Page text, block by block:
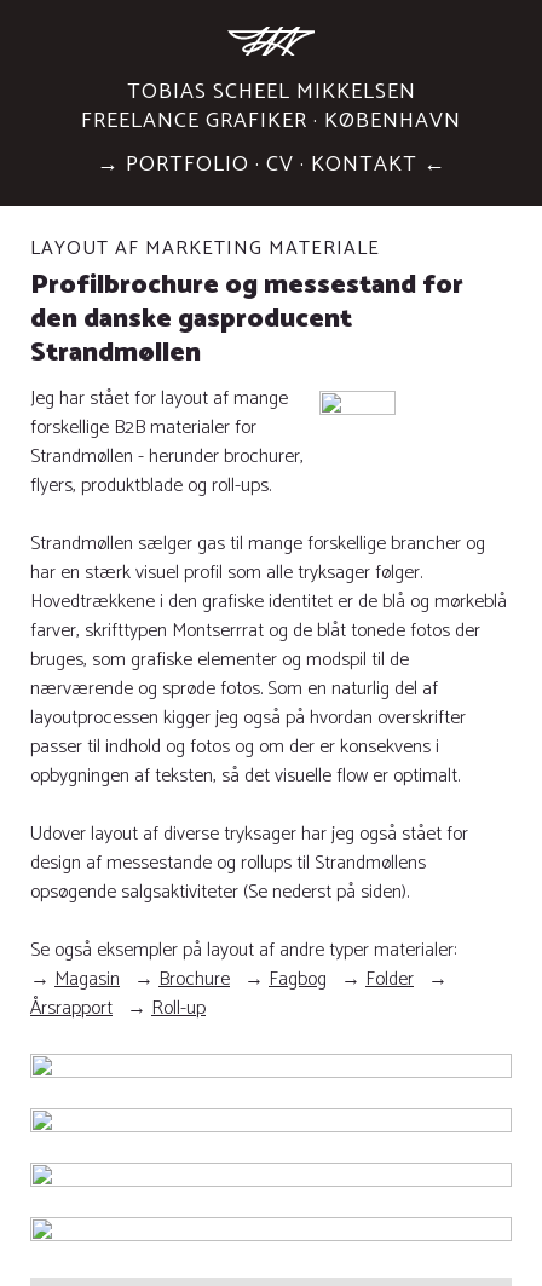
TOBIAS SCHEEL MIKKELSEN
FREELANCE GRAFIKER · KØBENHAVN
→ PORTFOLIO · CV · KONTAKT ←
LAYOUT AF MARKETING MATERIALE
Profilbrochure og messestand for
den danske gasproducent
Strandmøllen
Jeg har stået for layout af mange
forskellige B2B materialer for
Strandmøllen - herunder brochurer,
flyers, produktblade og roll-ups.
Strandmøllen sælger gas til mange forskellige brancher og
har en stærk visuel profil som alle tryksager følger.
Hovedtrækkene i den grafiske identitet er de blå og mørkeblå
farver, skrifttypen Montserrrat og de blåt tonede fotos der
bruges, som grafiske elementer og modspil til de
nærværende og sprøde fotos. Som en naturlig del af
layoutprocessen kigger jeg også på hvordan overskrifter
passer til indhold og fotos og om der er konsekvens i
opbygningen af teksten, så det visuelle flow er optimalt.
Udover layout af diverse tryksager har jeg også stået for
design af messestande og rollups til Strandmøllens
opsøgende salgsaktiviteter (Se nederst på siden).
Se også eksempler på layout af andre typer materialer:
→ Magasin → Brochure → Fagbog → Folder →
Årsrapport → Roll-up